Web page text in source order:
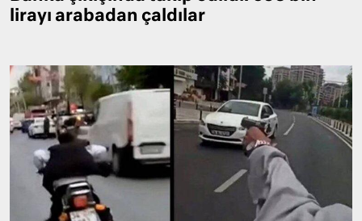
lirayı arabadan çaldılar